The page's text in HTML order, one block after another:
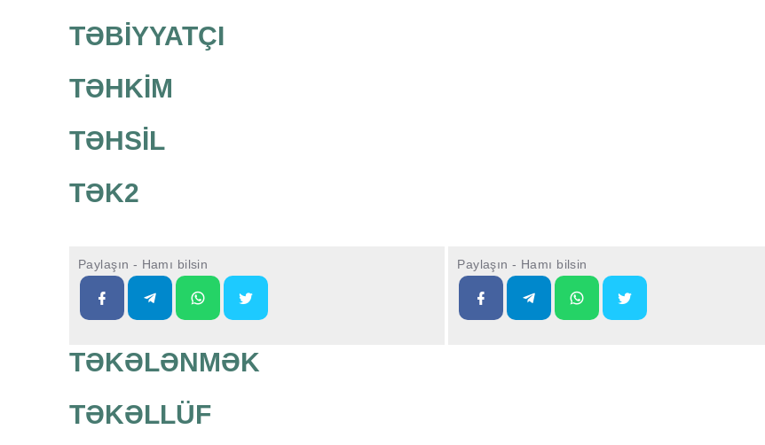
TƏBİYYATÇI
TƏHKİM
TƏHSİL
TƏK2
Paylaşın - Hamı bilsin Paylaşın - Hamı bilsin
TƏKƏLƏNMƏK
TƏKƏLLÜF